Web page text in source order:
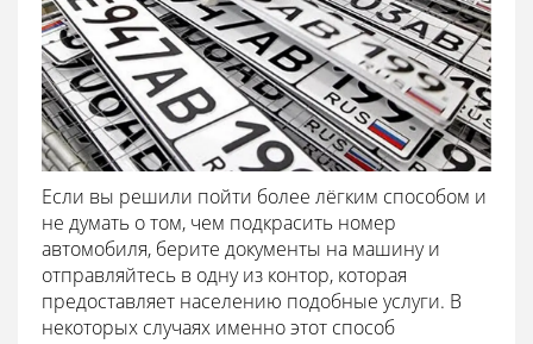
Если вы решили пойти более лёгким способом и
не думать о том, чем подкрасить номер
автомобиля, берите документы на машину и
отправляйтесь в одну из контор, которая
предоставляет населению подобные услуги. В
некоторых случаях именно этот способ